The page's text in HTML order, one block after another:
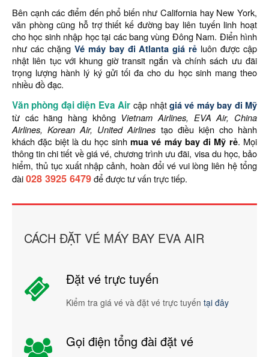
Bên cạnh các điểm đến phổ biến như California hay New York,
văn phòng cũng hỗ trợ thiết kế đường bay liên tuyến linh hoạt
cho học sinh nhập học tại các bang vùng Đông Nam. Điển hình
như các chặng Vé máy bay đi Atlanta giá rẻ luôn được cập
nhật liên tục với khung giờ transit ngắn và chính sách ưu đãi
trọng lượng hành lý ký gửi tối đa cho du học sinh mang theo
nhiều đồ đạc.
Văn phòng đại diện Eva Air cập nhậtgiá vé máy bay đi Mỹ
từ các hãng hàng không Vietnam Airlines, EVA Air, China
Airlines, Korean Air, United Airlines tạo điều kiện cho hành
khách đặc biệt là du học sinh mua vé máy bay đi Mỹ rẻ. Mọi
thông tin chi tiết về giá vé, chương trình ưu đãi, visa du học, bảo
hiểm, thủ tục xuất nhập cảnh, hoàn đổi vé vui lòng liên hệ tổng
đài028 3925 6479để được tư vấn trực tiếp.
CÁCH ĐẶT VÉ MÁY BAY EVA AIR
Đặt vé trực tuyến
Kiểm tra giá vé và đặt vé trực tuyến tại đây
Gọi điện tổng đài đặt vé